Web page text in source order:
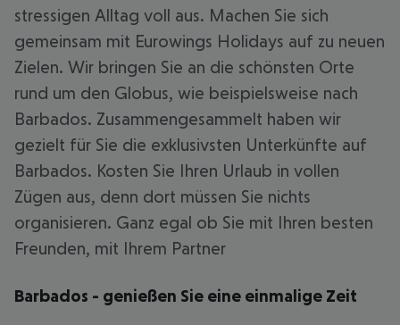
stressigen Alltag voll aus. Machen Sie sich
gemeinsam mit Eurowings Holidays auf zu neuen
Zielen. Wir bringen Sie an die schönsten Orte
rund um den Globus, wie beispielsweise nach
Barbados. Zusammengesammelt haben wir
gezielt für Sie die exklusivsten Unterkünfte auf
Barbados. Kosten Sie Ihren Urlaub in vollen
Zügen aus, denn dort müssen Sie nichts
organisieren. Ganz egal ob Sie mit Ihren besten
Freunden, mit Ihrem Partner
Barbados - genießen Sie eine einmalige Zeit